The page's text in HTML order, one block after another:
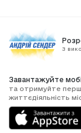
З
Завантажуйте
та отримуйте
життєдіяльність